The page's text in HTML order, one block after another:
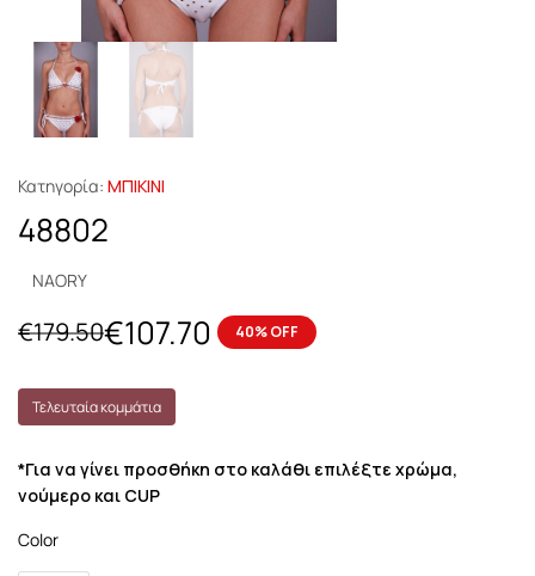
Κατηγορία: ΜΠΙΚΙΝΙ
48802
NAORY
€179.50€107.70 40% OFF
Τελευταία κομμάτια
*Για να γίνει προσθήκη στο καλάθι επιλέξτε χρώμα,
νούμερο και CUP
Color